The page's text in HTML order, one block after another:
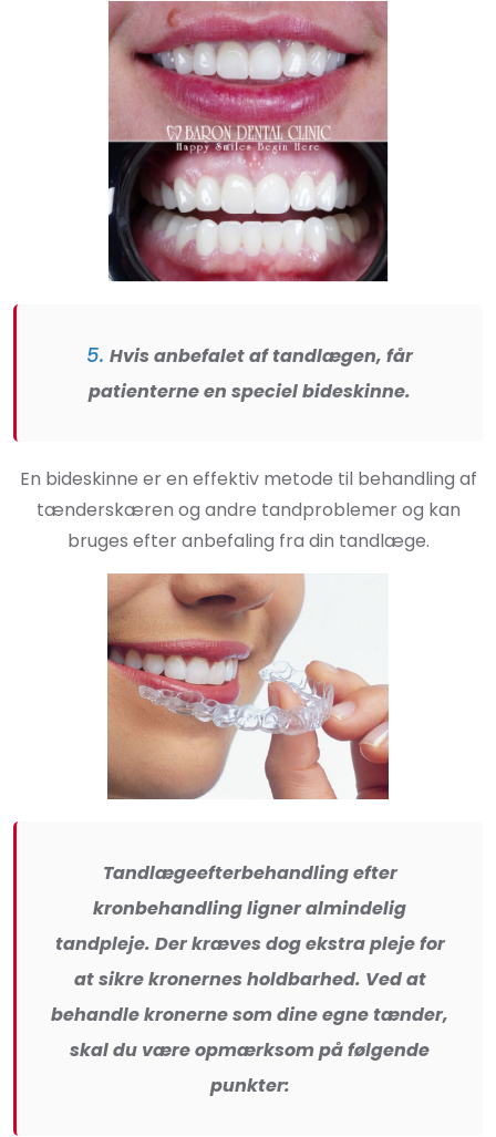
5. Hvis anbefalet af tandlægen, får
patienterne en speciel bideskinne.
En bideskinne er en effektiv metode til behandling af
tænderskæren og andre tandproblemer og kan
bruges efter anbefaling fra din tandlæge.
Tandlægeefterbehandling efter
kronbehandling ligner almindelig
tandpleje. Der kræves dog ekstra pleje for
at sikre kronernes holdbarhed. Ved at
behandle kronerne som dine egne tænder,
skal du være opmærksom på følgende
punkter: